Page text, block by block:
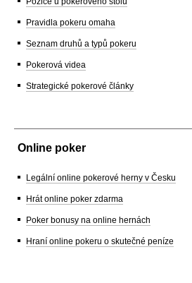
Pravidla pokeru omaha
Seznam druhů a typů pokeru
Pokerová videa
Strategické pokerové články
Online poker
Legální online pokerové herny v Česku
Hrát online poker zdarma
Poker bonusy na online hernách
Hraní online pokeru o skutečné peníze